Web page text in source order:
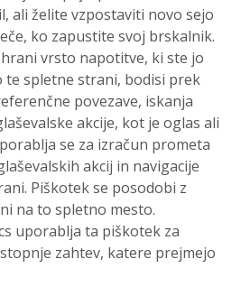
ali želite vzpostaviti novo sejo
ko zapustite svoj brskalnik.
vrsto napotitve, ki ste jo
te spletne strani, bodisi prek
povezave, iskanja
akcije, kot je oglas ali
se za izračun prometa
akcij in navigacije
Piškotek se posodobi z
na to spletno mesto.
uporablja ta piškotek za
zahtev, katere prejmejo